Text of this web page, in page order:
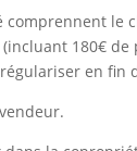
le
(incluant 180€
en fin